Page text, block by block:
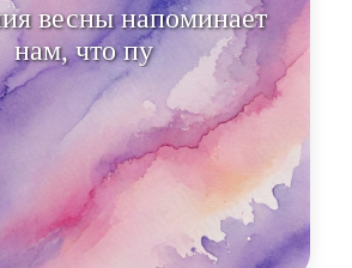
весны напоминает
путь к любви требует
времени и